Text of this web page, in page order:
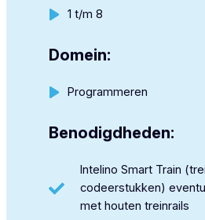
1 t/m 8
Domein:
Programmeren
Benodigdheden:
Intelino Smart Train
codeerstukken)
met houten treinrails